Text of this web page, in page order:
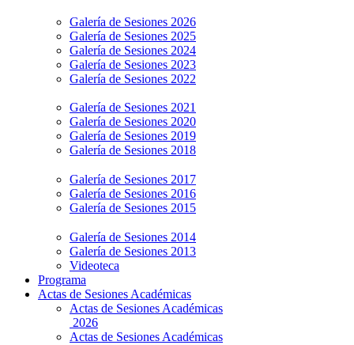
Galería de Sesiones 2026
Galería de Sesiones 2025
Galería de Sesiones 2024
Galería de Sesiones 2023
Galería de Sesiones 2022
Galería de Sesiones 2021
Galería de Sesiones 2020
Galería de Sesiones 2019
Galería de Sesiones 2018
Galería de Sesiones 2017
Galería de Sesiones 2016
Galería de Sesiones 2015
Galería de Sesiones 2014
Galería de Sesiones 2013
Videoteca
Programa
Actas de Sesiones Académicas
Actas de Sesiones Académicas
2026
Actas de Sesiones Académicas